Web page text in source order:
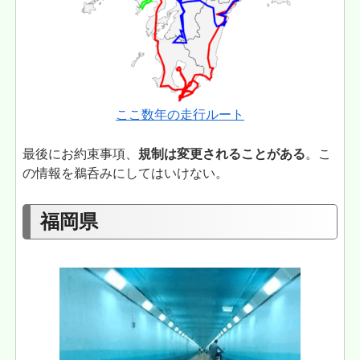
ここ数年の走行ルート
最後にお約束事項、 規制は変更されることがある。こ
の情報を鵜呑みにしてはいけない。
福岡県